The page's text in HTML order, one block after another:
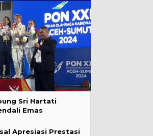
Sri Hartati
Emas
Apresiasi Prestasi